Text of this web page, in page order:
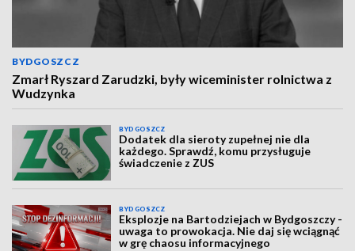
BYDGOSZCZ
Zmarł Ryszard Zarudzki, były wiceminister rolnictwa z
Wudzynka
BYDGOSZCZ
Dodatek dla sieroty zupełnej nie dla
każdego. Sprawdź, komu przysługuje
świadczenie z ZUS
BYDGOSZCZ
Eksplozje na Bartodziejach w Bydgoszczy -
uwaga to prowokacja. Nie daj się wciągnąć
w grę chaosu informacyjnego